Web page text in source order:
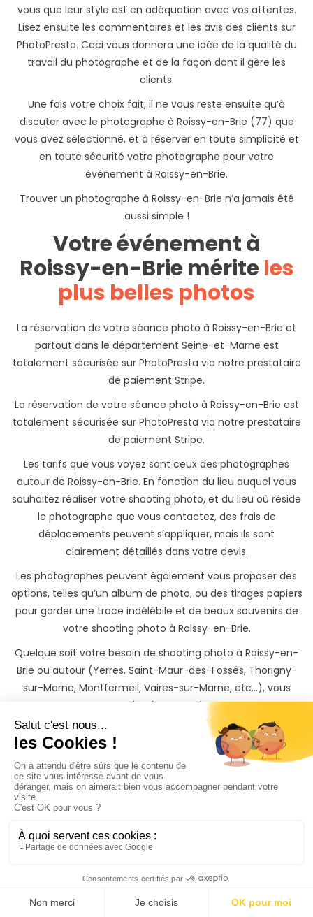
vous que leur style est en adéquation avec vos attentes.
Lisez ensuite les commentaires et les avis des clients sur
PhotoPresta. Ceci vous donnera une idée de la qualité du
travail du photographe et de la façon dont il gère les
clients.
Une fois votre choix fait, il ne vous reste ensuite qu’à
discuter avec le photographe à Roissy-en-Brie (77) que
vous avez sélectionné, et à réserver en toute simplicité et
en toute sécurité votre photographe pour votre
événement à Roissy-en-Brie.
Trouver un photographe à Roissy-en-Brie n’a jamais été
aussi simple !
Votre événement à
Roissy-en-Brie mériteles
plus belles photos
La réservation de votre séance photo à Roissy-en-Brie et
partout dans le département Seine-et-Marne est
totalement sécurisée sur PhotoPresta via notre prestataire
de paiement Stripe.
La réservation de votre séance photo à Roissy-en-Brie est
totalement sécurisée sur PhotoPresta via notre prestataire
de paiement Stripe.
Les tarifs que vous voyez sont ceux des photographes
autour de Roissy-en-Brie. En fonction du lieu auquel vous
souhaitez réaliser votre shooting photo, et du lieu où réside
le photographe que vous contactez, des frais de
déplacements peuvent s’appliquer, mais ils sont
clairement détaillés dans votre devis.
Les photographes peuvent également vous proposer des
options, telles qu’un album de photo, ou des tirages papiers
pour garder une trace indélébile et de beaux souvenirs de
votre shooting photo à Roissy-en-Brie.
Quelque soit votre besoin de shooting photo à Roissy-en-
Brie ou autour (Yerres, Saint-Maur-des-Fossés, Thorigny-
sur-Marne, Montfermeil, Vaires-sur-Marne, etc...), vous
trouverez votre bonheur sur PhotoPresta !
N’attendez plus et mettez votre événément à Roissy-en-
Brie à l’honneur en réalisant un shooting photo avec un
photographe professionnel !
Vous recevrez les photos de votre séance photo à Roissy-
en-Brie sur une belle galerie privée protégée par mot de
proches et de télécharger.
shooting photo à Roissy-en-Brie. Si vous souhaitez garder
une trace inoubliable de votre shooting, il vous sera